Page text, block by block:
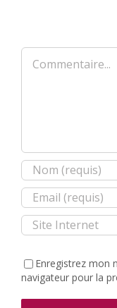
Commentaire
Enregistrez mon
navigateur pour la